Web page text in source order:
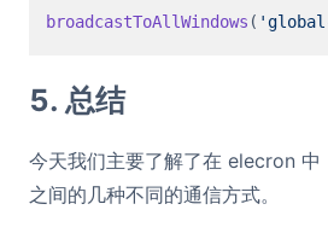
broadcastToAllWindows (
5. 总结
今天我们主要了解了在 elecron 中
之间的几种不同的通信方式。